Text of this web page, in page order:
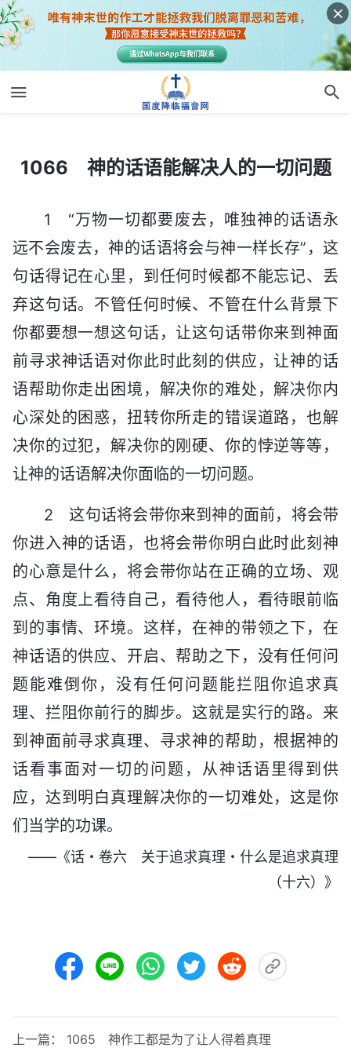
1066 神的话语能解决人的一切问题
1066 神的话语能解决人的一切问题
1 “万物一切都要废去，唯独神的话语永
远不会废去，神的话语将会与神一样长存”，这
句话得记在心里，到任何时候都不能忘记、丢
弃这句话。不管任何时候、不管在什么背景下
你都要想一想这句话，让这句话带你来到神面
前寻求神话语对你此时此刻的供应，让神的话
语帮助你走出困境，解决你的难处，解决你内
心深处的困惑，扭转你所走的错误道路，也解
决你的过犯，解决你的刚硬、你的悖逆等等，
让神的话语解决你面临的一切问题。
2 这句话将会带你来到神的面前，将会带
你进入神的话语，也将会带你明白此时此刻神
的心意是什么，将会带你站在正确的立场、观
点、角度上看待自己，看待他人，看待眼前临
到的事情、环境。这样，在神的带领之下，在
神话语的供应、开启、帮助之下，没有任何问
题能难倒你，没有任何问题能拦阻你追求真
理、拦阻你前行的脚步。这就是实行的路。来
到神面前寻求真理、寻求神的帮助，根据神的
话看事面对一切的问题，从神话语里得到供
应，达到明白真理解决你的一切难处，这是你
们当学的功课。
——《话・卷六 关于追求真理・什么是追求真理
（十六）》
上一篇： 1065 神作工都是为了让人得着真理